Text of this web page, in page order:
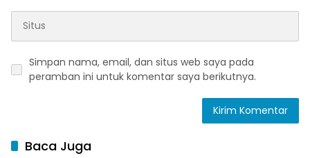
Simpan nama, email, dan situs web saya pada
peramban ini untuk komentar saya berikutnya.
Baca Juga